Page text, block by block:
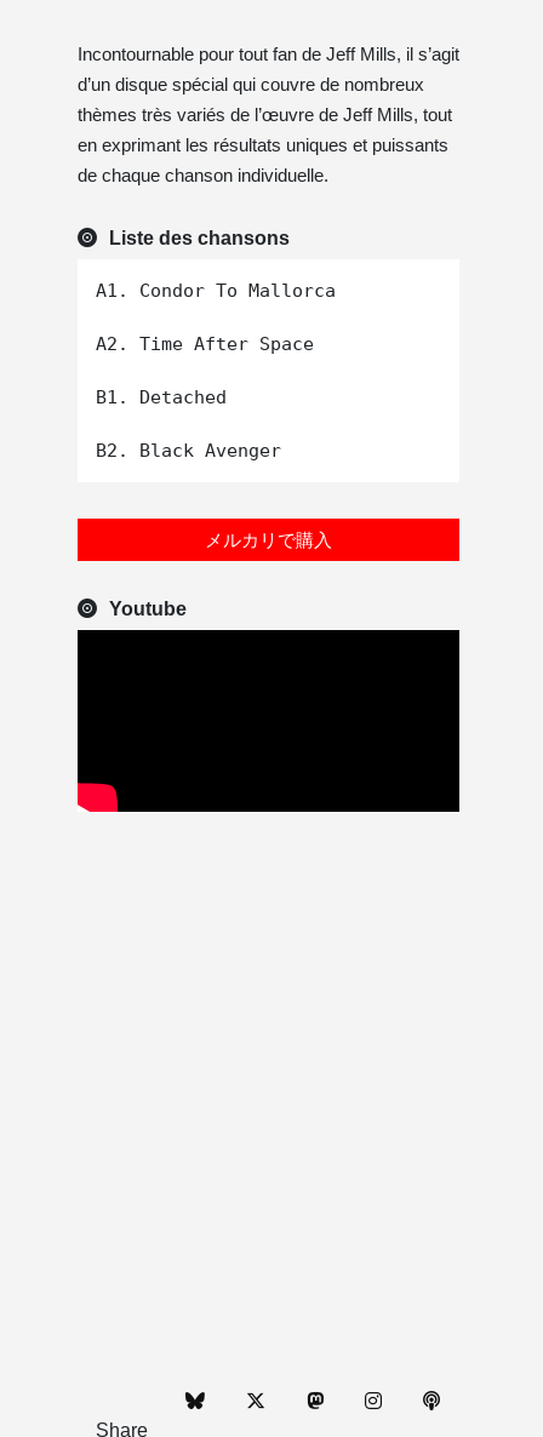
Incontournable pour tout fan de Jeff Mills, il s’agit
d’un disque spécial qui couvre de nombreux
thèmes très variés de l’œuvre de Jeff Mills, tout
en exprimant les résultats uniques et puissants
de chaque chanson individuelle.
Liste des chansons
A1. Condor To Mallorca
A2. Time After Space
B1. Detached
メルカリで購入
Youtube
Share